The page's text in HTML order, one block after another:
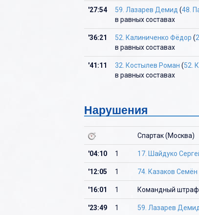
'27:54 59. Лазарев Демид (48.
в равных составах
'36:21 52. Калиниченко Фёдор (
в равных составах
'41:11 32. Костылев Роман (52.
в равных составах
Нарушения
Спартак (Москва)
'04:10 1 17. Шайдуко
'12:05 1 74. Казаков Семён
'16:01 1 Командный штраф
'23:49 1 59. Лазарев